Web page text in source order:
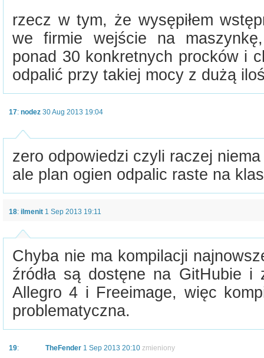
rzecz w tym, że wysępiłem
we firmie wejście na
ponad 30 konkretnych procków i
odpalić przy takiej mocy z dużą
17: nodez 30 Aug 2013 19:04
zero odpowiedzi czyli raczej
ale plan ogien odpalic raste na
18: ilmenit 1 Sep 2013 19:11
Chyba nie ma kompilacji
źródła są dostęne na GitHubie i
Allegro 4 i Freeimage, więc
problematyczna.
19: TheFender 1 Sep 2013 20:10 zmieniony